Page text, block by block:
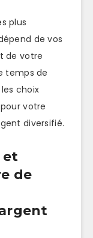
plus
de vos
de votre
temps de
choix
votre
diversifié.
et
de